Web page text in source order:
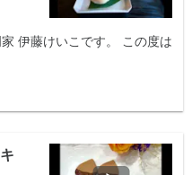
伊藤けいこです。 この度は